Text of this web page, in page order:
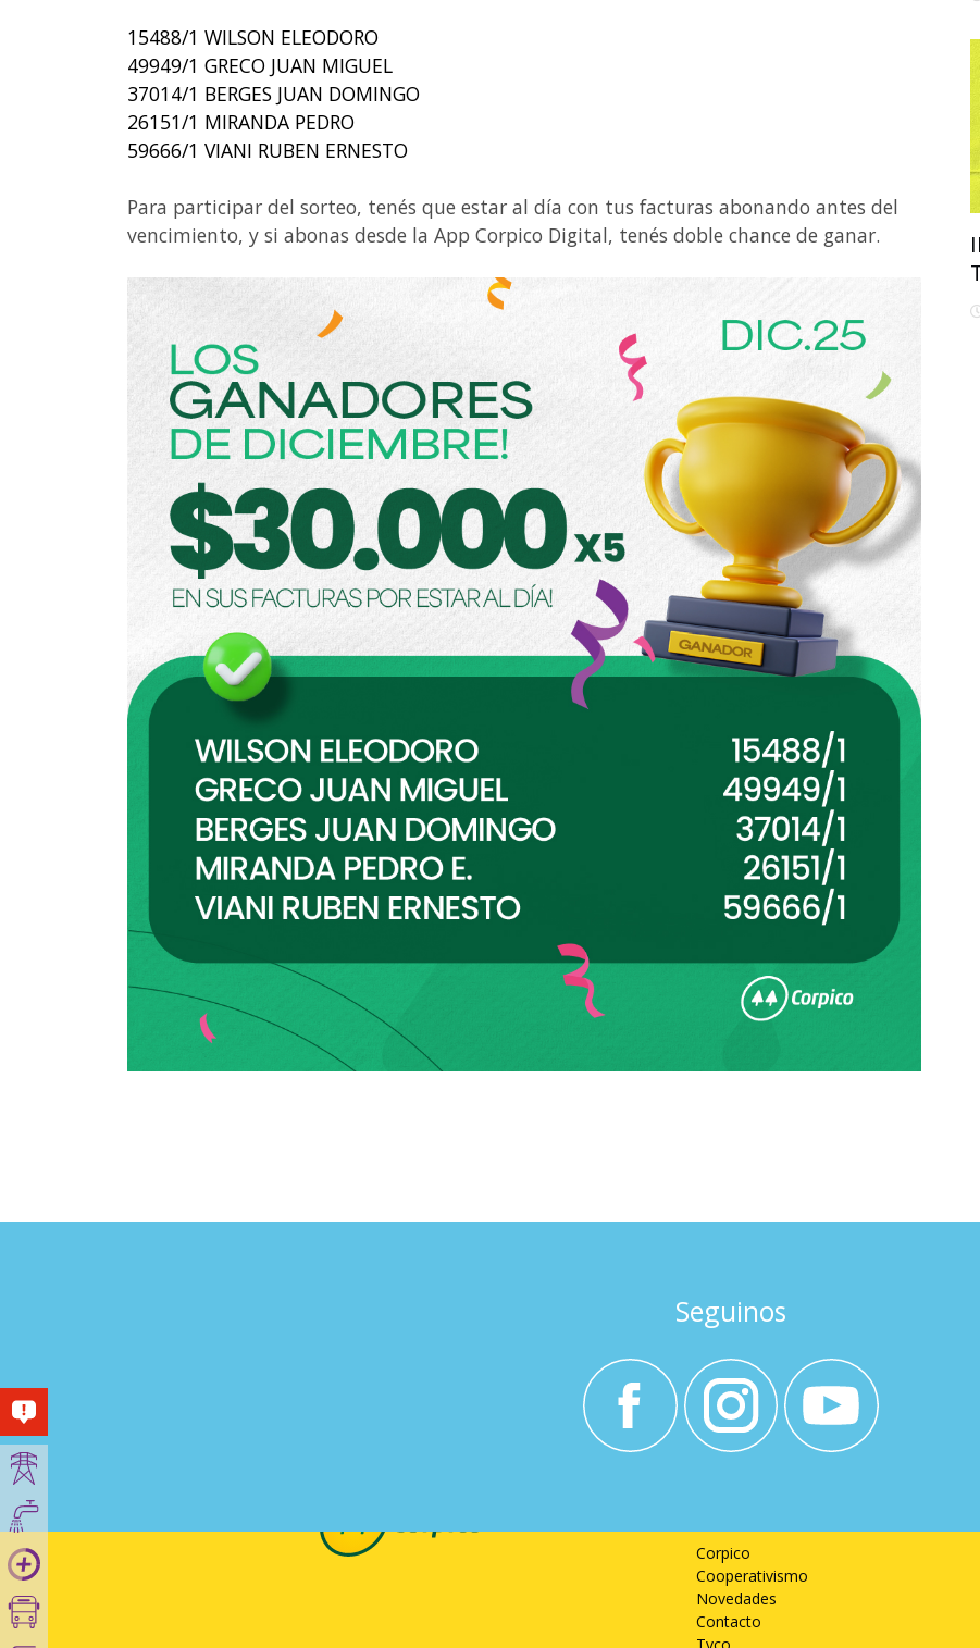
15488/1 WILSON ELEODORO
49949/1 GRECO JUAN MIGUEL
37014/1 BERGES JUAN DOMINGO
26151/1 MIRANDA PEDRO
59666/1 VIANI RUBEN ERNESTO
Para participar del sorteo, tenés que estar al día con tus facturas abonando antes del
vencimiento, y si abonas desde la App Corpico Digital, tenés doble chance de ganar.
Seguinos
Corpico
Cooperativismo
Novedades
Contacto